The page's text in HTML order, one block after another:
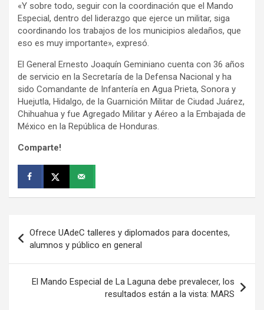
«Y sobre todo, seguir con la coordinación que el Mando
Especial, dentro del liderazgo que ejerce un militar, siga
coordinando los trabajos de los municipios aledaños, que
eso es muy importante», expresó.
El General Ernesto Joaquín Geminiano cuenta con 36 años
de servicio en la Secretaría de la Defensa Nacional y ha
sido Comandante de Infantería en Agua Prieta, Sonora y
Huejutla, Hidalgo, de la Guarnición Militar de Ciudad Juárez,
Chihuahua y fue Agregado Militar y Aéreo a la Embajada de
México en la República de Honduras.
Comparte!
de
entradas
Ofrece UAdeC talleres y diplomados para docentes,
alumnos y público en general
El Mando Especial de La Laguna debe prevalecer, los
resultados están a la vista: MARS